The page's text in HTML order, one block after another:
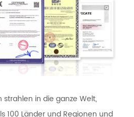
strahlen in die ganze Welt,
100 Länder und Regionen und